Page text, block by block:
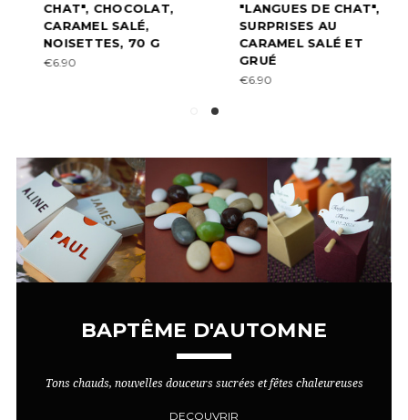
CHAT", CHOCOLAT,
CARAMEL SALÉ,
NOISETTES, 70 G
€6.90
"LANGUES DE CHAT",
SURPRISES AU
CARAMEL SALÉ ET
GRUÉ
€6.90
BAPTÊME D'AUTOMNE
Tons chauds, nouvelles douceurs sucrées et fêtes chaleureuses
DECOUVRIR